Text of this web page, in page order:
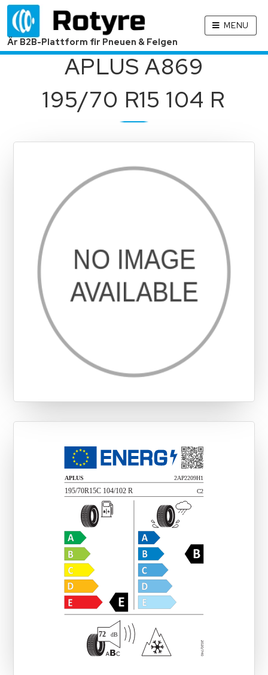
Är B2B-Plattform fir Pneuen & Felgen
MENU
APLUS A869
195/70 R15 104 R